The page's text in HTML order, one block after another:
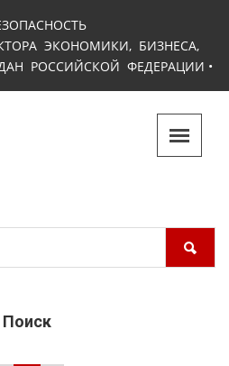
ЭКОНОМИКИ, БИЗНЕСА,
РОССИЙСКОЙ ФЕДЕРАЦИИ •
Поиск